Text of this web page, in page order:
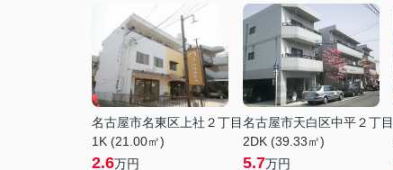
名古屋市名東区上社２丁目
1K (21.00㎡)
2.6万円
名古屋市天白区中平２丁目
2DK (39.33㎡)
5.7万円